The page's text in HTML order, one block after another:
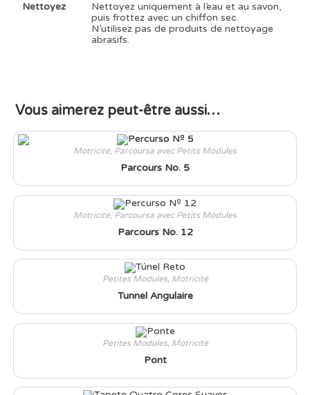
Nettoyez
Nettoyez uniquement à l’eau et au savon,
puis frottez avec un chiffon sec.
N’utilisez pas de produits de nettoyage
abrasifs.
Vous aimerez peut-être aussi…
Motricité, Parcoursa avec Petits Modules
Parcours No. 5
Motricité, Parcoursa avec Petits Modules
Parcours No. 12
Petites Modules, Motricité
Tunnel Angulaire
Petites Modules, Motricité
Pont